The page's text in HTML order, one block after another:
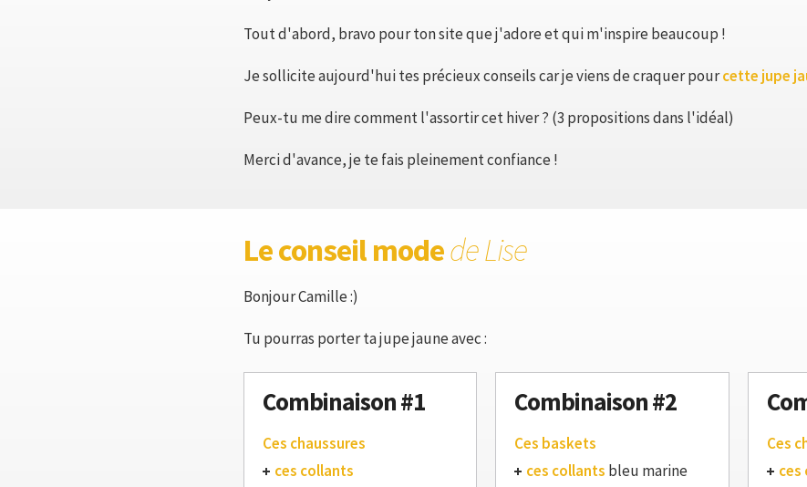
Tout d'abord, bravo pour ton site que j'adore et qui m'inspire beaucoup !
Je sollicite aujourd'hui tes précieux conseils car je viens de craquer pourcette jupe
Peux-tu me dire comment l'assortir cet hiver ? (3 propositions dans l'idéal)
Merci d'avance, je te fais pleinement confiance !
Le conseil modede Lise
Bonjour Camille :)
Tu pourras porter ta jupe jaune avec :
Combinaison #1
Ces chaussures
ces collants
Combinaison #2
Ces baskets
ces collants bleu marine
Ces
ces